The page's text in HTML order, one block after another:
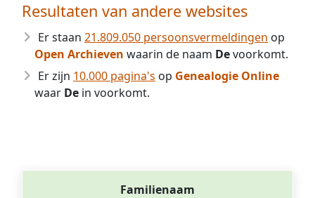
Resultaten van andere websites
Er staan 21.809.050 persoonsvermeldingen op
Open Archieven waarin de naam Devoorkomt.
Er zijn 10.000 pagina's op Genealogie Online
waar De in voorkomt.
Familienaam